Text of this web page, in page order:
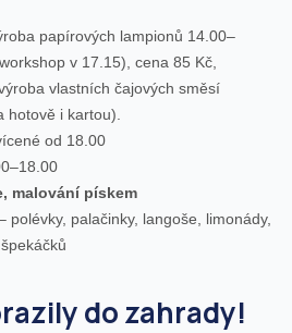
papírových lampionů 14.00–
v 17.15), cena 85 Kč,
vlastních čajových směsí
hotově i kartou).
od 18.00
malování pískem
polévky, palačinky, langoše, limonády,
do zahrady!